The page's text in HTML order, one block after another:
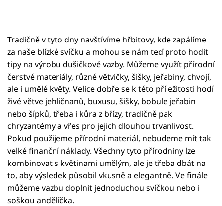
Tradičně v tyto dny navštívíme hřbitovy, kde zapálíme
za naše blízké svíčku a mohou se nám teď proto hodit
tipy na výrobu dušičkové vazby. Můžeme využít přírodní
čerstvé materiály, různé větvičky, šišky, jeřabiny, chvojí,
ale i umělé květy. Velice dobře se k této příležitosti hodí
živé větve jehličnanů, buxusu, šišky, bobule jeřabin
nebo šípků, třeba i kůra z břízy, tradičně pak
chryzantémy a vřes pro jejich dlouhou trvanlivost.
Pokud použijeme přírodní materiál, nebudeme mít tak
velké finanční náklady. Všechny tyto přírodniny lze
kombinovat s květinami umělým, ale je třeba dbát na
to, aby výsledek působil vkusně a elegantně. Ve finále
můžeme vazbu doplnit jednoduchou svíčkou nebo i
soškou andělíčka.